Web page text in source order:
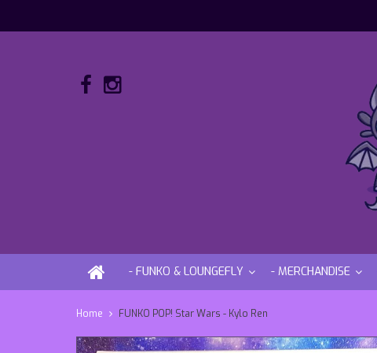
- FUNKO & LOUNGEFLY - MERCHANDISE
Home FUNKO POP! Star Wars - Kylo Ren